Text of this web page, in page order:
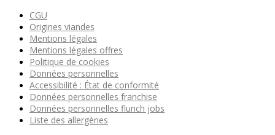
CGU
Origines viandes
Mentions légales
Mentions légales offres
Politique de cookies
Données personnelles
Accessibilité : État de conformité
Données personnelles franchise
Données personnelles flunch jobs
Liste des allergènes